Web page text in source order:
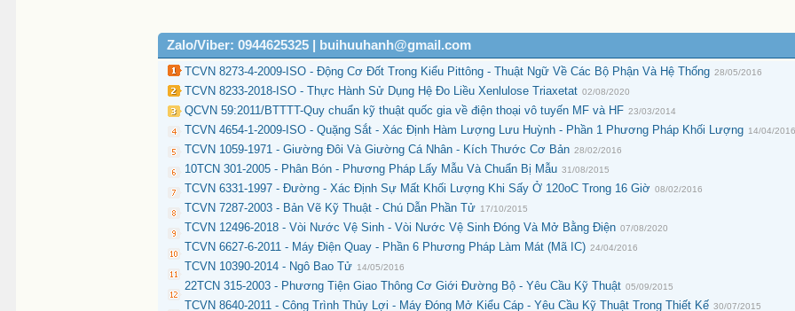
Zalo/Viber: 0944625325 | buihuuhanh@gmail.com
TCVN 8273-4-2009-ISO - Động Cơ Đốt Trong Kiểu Pittông - Thuật Ngữ Về Các Bộ Phận Và Hệ Thống 28/05/2016
TCVN 8233-2018-ISO - Thực Hành Sử Dụng Hệ Đo Liều Xenlulose Triaxetat 02/08/2020
QCVN 59:2011/BTTTT-Quy chuẩn kỹ thuật quốc gia về điện thoại vô tuyến MF và HF 23/03/2014
TCVN 4654-1-2009-ISO - Quặng Sắt - Xác Định Hàm Lượng Lưu Huỳnh - Phần 1 Phương Pháp Khối Lượng 14/04/
TCVN 1059-1971 - Giường Đôi Và Giường Cá Nhân - Kích Thước Cơ Bản 28/02/2016
10TCN 301-2005 - Phân Bón - Phương Pháp Lấy Mẫu Và Chuẩn Bị Mẫu 31/08/2015
TCVN 6331-1997 - Đường - Xác Định Sự Mất Khối Lượng Khi Sấy Ở 120oC Trong 16 Giờ 08/02/2016
TCVN 7287-2003 - Bản Vẽ Kỹ Thuật - Chú Dẫn Phần Tử 17/10/2015
TCVN 12496-2018 - Vòi Nước Vệ Sinh - Vòi Nước Vệ Sinh Đóng Và Mở Bằng Điện 07/08/2020
TCVN 6627-6-2011 - Máy Điện Quay - Phần 6 Phương Pháp Làm Mát (Mã IC) 24/04/2016
TCVN 10390-2014 - Ngô Bao Tử 14/05/2016
22TCN 315-2003 - Phương Tiện Giao Thông Cơ Giới Đường Bộ - Yêu Cầu Kỹ Thuật 05/09/2015
TCVN 8640-2011 - Công Trình Thủy Lợi - Máy Đóng Mở Kiểu Cáp - Yêu Cầu Kỹ Thuật Trong Thiết Kế 30/07/2015